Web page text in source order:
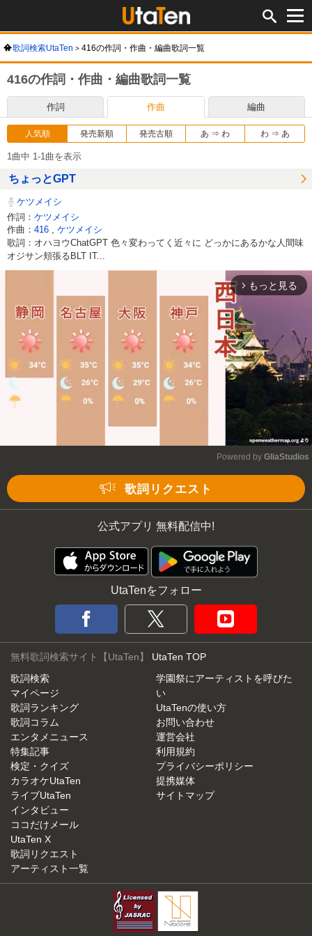
歌詞検索UtaTen 416の作詞・作曲・編曲歌詞一覧
416の作詞・作曲・編曲歌詞一覧
作詞 作曲 編曲
人気順 発売新順 発売古順 あ ⇒ わ わ ⇒ あ
1曲中 1-1曲を表示
ちょっとGPT
ケツメイシ
作詞： ケツメイシ
作曲： 416 ケツメイシ
歌詞：オハヨウChatGPT 色々変わってく近々に どっかにあるかな人間味
オジサン頬張るBLT IT...
arrow_forward_ios もっと見る
Powered by GliaStudios
歌詞リクエスト
公式アプリ 無料配信中!
UtaTenをフォロー
無料歌詞検索サイト【UtaTen】 UtaTen TOP
歌詞検索
マイページ
歌詞ランキング
歌詞コラム
エンタメニュース
特集記事
検定・クイズ
カラオケUtaTen
ライブUtaTen
インタビュー
ココだけメール
UtaTen X
歌詞リクエスト
アーティスト一覧
学園祭にアーティストを呼びた
い
UtaTenの使い方
お問い合わせ
運営会社
利用規約
プライバシーポリシー
提携媒体
サイトマップ